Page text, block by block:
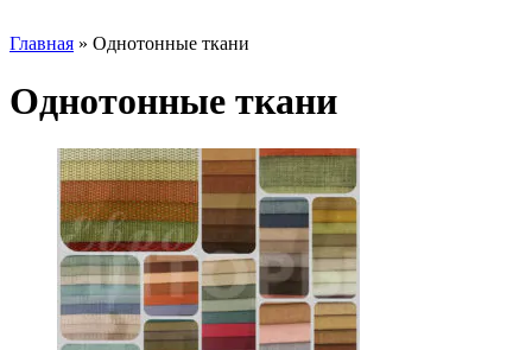
Главная » Однотонные ткани
Однотонные ткани